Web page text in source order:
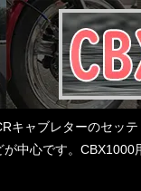
キャブレターのセッ
が中心です。